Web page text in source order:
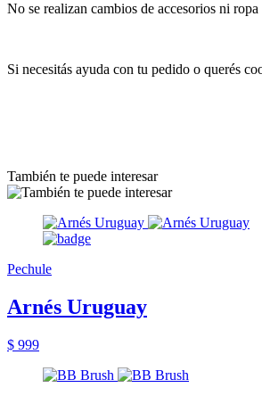
No se realizan cambios de accesorios ni
Si necesitás ayuda con tu pedido o querés
También te puede interesar
Pechule
Arnés Uruguay
$ 999